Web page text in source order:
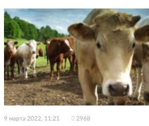
9 марта 2022, 11:21 2968